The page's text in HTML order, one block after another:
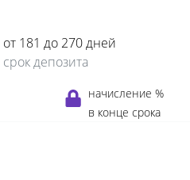
от 181 до 270 дней
срок депозита
начисление %
в конце срока